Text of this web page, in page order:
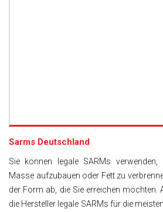
Sarms Deutschland
Sie können legale SARMs verwenden,
Masse aufzubauen oder Fett zu
der Form ab, die Sie erreichen möchten.
die Hersteller legale SARMs für die